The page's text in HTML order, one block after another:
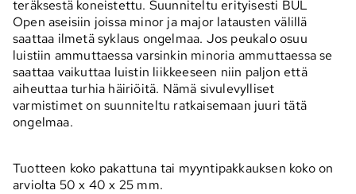
teräksestä koneistettu. Suunniteltu erityisesti BUL
Open aseisiin joissa minor ja major latausten välillä
saattaa ilmetä syklaus ongelmaa. Jos peukalo osuu
luistiin ammuttaessa varsinkin minoria ammuttaessa se
saattaa vaikuttaa luistin liikkeeseen niin paljon että
aiheuttaa turhia häiriöitä. Nämä sivulevylliset
varmistimet on suunniteltu ratkaisemaan juuri tätä
ongelmaa.
Tuotteen koko pakattuna tai myyntipakkauksen koko on
arviolta 50 x 40 x 25 mm.